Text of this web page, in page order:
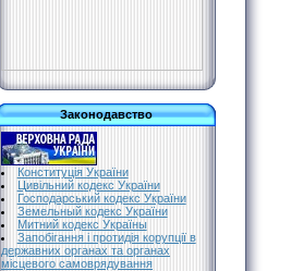
Законодавство
Конституція України
Цивільний кодекс України
Господарський кодекс України
Земельный кодекс України
Митний кодекс Україны
Запобігання і протидія корупції в
державних органах та органах
місцевого самоврядування